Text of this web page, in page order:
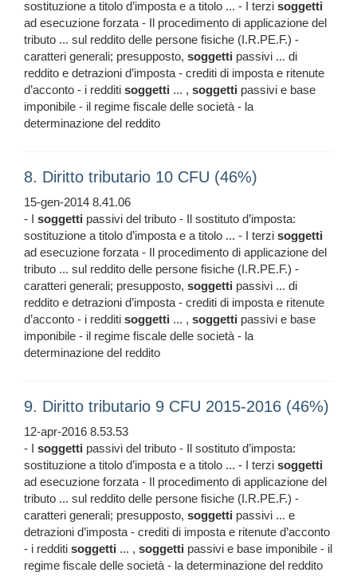
sostituzione a titolo d’imposta e a titolo ... - I terzi soggetti
ad esecuzione forzata - Il procedimento di applicazione del
tributo ... sul reddito delle persone fisiche (I.R.PE.F.) -
caratteri generali; presupposto, soggetti passivi ... di
reddito e detrazioni d’imposta - crediti di imposta e ritenute
d’acconto - i redditi soggetti ... , soggetti passivi e base
imponibile - il regime fiscale delle società - la
determinazione del reddito
8. Diritto tributario 10 CFU (46%)
15-gen-2014 8.41.06
- I soggetti passivi del tributo - Il sostituto d’imposta:
sostituzione a titolo d’imposta e a titolo ... - I terzi soggetti
ad esecuzione forzata - Il procedimento di applicazione del
tributo ... sul reddito delle persone fisiche (I.R.PE.F.) -
caratteri generali; presupposto, soggetti passivi ... di
reddito e detrazioni d’imposta - crediti di imposta e ritenute
d’acconto - i redditi soggetti ... , soggetti passivi e base
imponibile - il regime fiscale delle società - la
determinazione del reddito
9. Diritto tributario 9 CFU 2015-2016 (46%)
12-apr-2016 8.53.53
- I soggetti passivi del tributo - Il sostituto d’imposta:
sostituzione a titolo d’imposta e a titolo ... - I terzi soggetti
ad esecuzione forzata - Il procedimento di applicazione del
tributo ... sul reddito delle persone fisiche (I.R.PE.F.) -
caratteri generali; presupposto, soggetti passivi ... e
detrazioni d’imposta - crediti di imposta e ritenute d’acconto
- i redditi soggetti ... , soggetti passivi e base imponibile - il
regime fiscale delle società - la determinazione del reddito